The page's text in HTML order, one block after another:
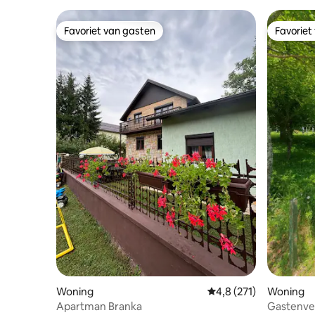
Favoriet van gasten
Favoriet van gasten
Woning Gemiddelde
4,8 (271)
Apartman Branka
Woning